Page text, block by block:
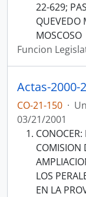
22-629;
QUEVEDO
MOSCOSO
Funcion
Actas-2000-
CO-21-150 ·
03/21/2001
COMISION
LOS
EN LA